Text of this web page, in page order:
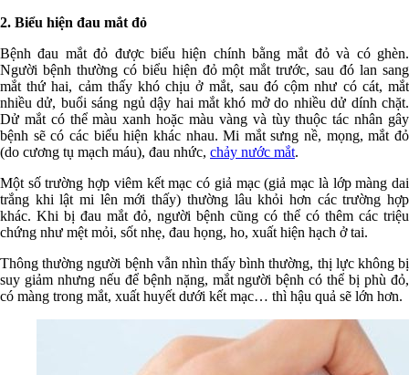
2. Biểu hiện đau mắt đỏ
Bệnh đau mắt đỏ được biểu hiện chính bằng mắt đỏ và có ghèn.
Người bệnh thường có biểu hiện đỏ một mắt trước, sau đó lan sang
mắt thứ hai, cảm thấy khó chịu ở mắt, sau đó cộm như có cát, mắt
nhiều dử, buổi sáng ngủ dậy hai mắt khó mở do nhiều dử dính chặt.
Dử mắt có thể màu xanh hoặc màu vàng và tùy thuộc tác nhân gây
bệnh sẽ có các biểu hiện khác nhau. Mi mắt sưng nề, mọng, mắt đỏ
(do cương tụ mạch máu), đau nhức, chảy nước mắt.
Một số trường hợp viêm kết mạc có giả mạc (giả mạc là lớp màng dai
trắng khi lật mi lên mới thấy) thường lâu khỏi hơn các trường hợp
khác. Khi bị đau mắt đỏ, người bệnh cũng có thể có thêm các triệu
chứng như mệt mỏi, sốt nhẹ, đau họng, ho, xuất hiện hạch ở tai.
Thông thường người bệnh vẫn nhìn thấy bình thường, thị lực không bị
suy giảm nhưng nếu để bệnh nặng, mắt người bệnh có thể bị phù đỏ,
có màng trong mắt, xuất huyết dưới kết mạc… thì hậu quả sẽ lớn hơn.